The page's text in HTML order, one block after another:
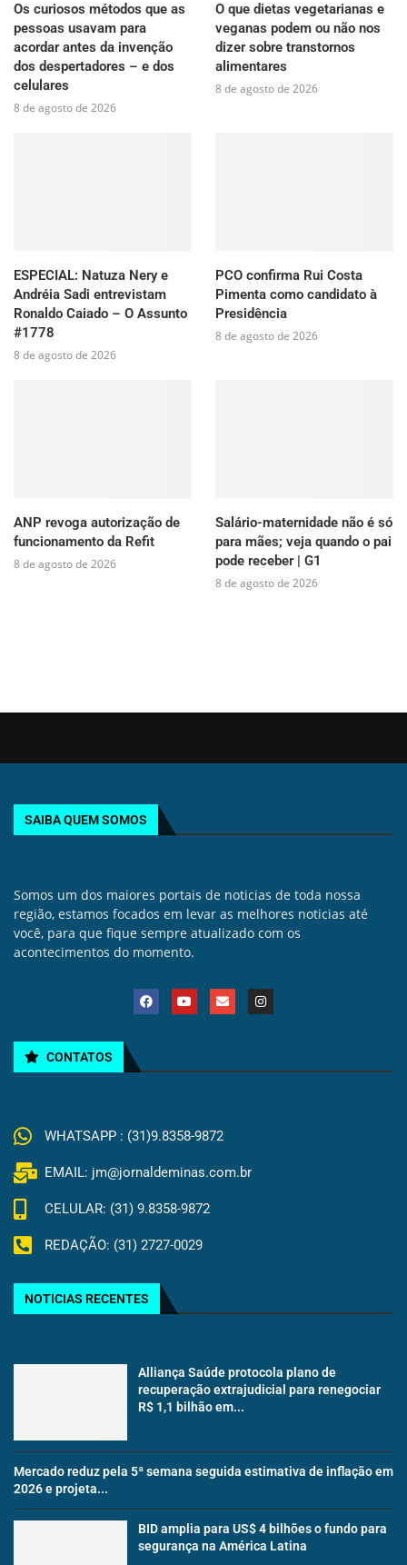
Os curiosos métodos que as
pessoas usavam para
acordar antes da invenção
dos despertadores – e dos
celulares
8 de agosto de 2026
O que dietas vegetarianas e
veganas podem ou não nos
dizer sobre transtornos
alimentares
8 de agosto de 2026
ESPECIAL: Natuza Nery e
Andréia Sadi entrevistam
Ronaldo Caiado – O Assunto
#1778
8 de agosto de 2026
PCO confirma Rui Costa
Pimenta como candidato à
Presidência
8 de agosto de 2026
ANP revoga autorização de
funcionamento da Refit
8 de agosto de 2026
Salário-maternidade não é só
para mães; veja quando o pai
pode receber | G1
8 de agosto de 2026
SAIBA QUEM SOMOS
Somos um dos maiores portais de noticias de toda nossa
região, estamos focados em levar as melhores noticias até
você, para que fique sempre atualizado com os
acontecimentos do momento.
CONTATOS
WHATSAPP : (31)9.8358-9872
EMAIL: jm@jornaldeminas.com.br
CELULAR: (31) 9.8358-9872
REDAÇÃO: (31) 2727-0029
NOTICIAS RECENTES
Alliança Saúde protocola plano de
recuperação extrajudicial para renegociar
R$ 1,1 bilhão em...
Mercado reduz pela 5ª semana seguida estimativa de inflação em
2026 e projeta...
BID amplia para US$ 4 bilhões o fundo para
segurança na América Latina